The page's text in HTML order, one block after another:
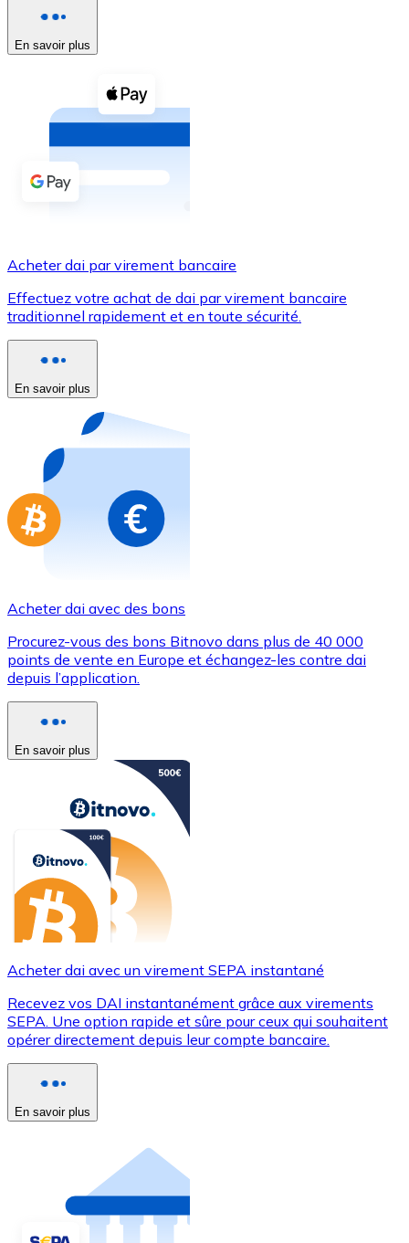
Voir toutes
Coupons crypto
Achetez des cryptomonnaies en espèces et d'autres
Acheter avec espèces
Virement SEPA
Utilisez les cartes Visa et Mastercard pour acheter
Acheter avec carte
Nouveau
Achetez des cartes-cadeaux de vos marques
Aller à la boutique de cartes-cadeaux
En savoir plus
Acheter dai par virement bancaire
Effectuez votre achat de dai par virement bancaire
traditionnel rapidement et en toute sécurité.
En savoir plus
Acheter dai avec des bons
Procurez-vous des bons Bitnovo dans plus de 40 000
points de vente en Europe et échangez-les contre dai
depuis l’application.
En savoir plus
Acheter dai avec un virement SEPA instantané
Recevez vos DAI instantanément grâce aux virements
SEPA. Une option rapide et sûre pour ceux qui souhaitent
opérer directement depuis leur compte bancaire.
En savoir plus